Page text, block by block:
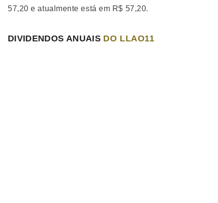
57,20 e atualmente está em R$ 57,20.
DIVIDENDOS ANUAIS DO LLAO11